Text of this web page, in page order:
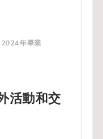
年畢業
活動和交